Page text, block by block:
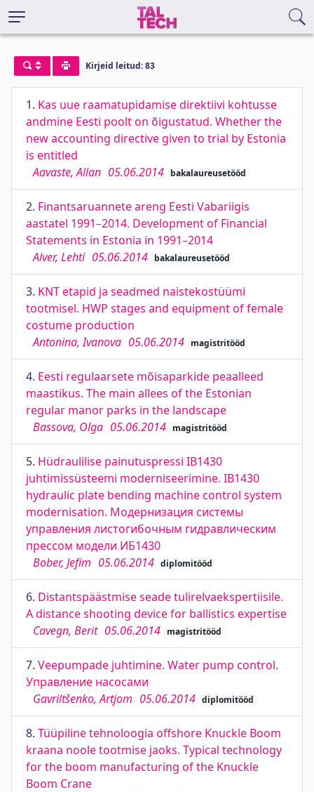
Kirjeid leitud: 83
1. Kas uue raamatupidamise direktiivi kohtusse
andmine Eesti poolt on õigustatud. Whether the
new accounting directive given to trial by Estonia
is entitled
Aavaste, Allan 05.06.2014 bakalaureusetööd
2. Finantsaruannete areng Eesti Vabariigis
aastatel 1991–2014. Development of Financial
Statements in Estonia in 1991–2014
Alver, Lehti 05.06.2014 bakalaureusetööd
3. KNT etapid ja seadmed naistekostüümi
tootmisel. HWP stages and equipment of female
costume production
Antonina, Ivanova 05.06.2014 magistritööd
4. Eesti regulaarsete mõisaparkide peaalleed
maastikus. The main allees of the Estonian
regular manor parks in the landscape
Bassova, Olga 05.06.2014 magistritööd
5. Hüdraulilise painutuspressi IB1430
juhtimissüsteemi moderniseerimine. IB1430
hydraulic plate bending machine control system
modernisation. Модернизация системы
управления листогибочным гидравлическим
прессом модели ИБ1430
Bober, Jefim 05.06.2014 diplomitööd
6. Distantspäästmise seade tulirelvaekspertiisile.
A distance shooting device for ballistics expertise
Cavegn, Berit 05.06.2014 magistritööd
7. Veepumpade juhtimine. Water pump control.
Управление насосами
Gavriltšenko, Artjom 05.06.2014 diplomitööd
8. Tüüpiline tehnoloogia offshore Knuckle Boom
kraana noole tootmise jaoks. Typical technology
for the boom manufacturing of the Knuckle
Boom Crane